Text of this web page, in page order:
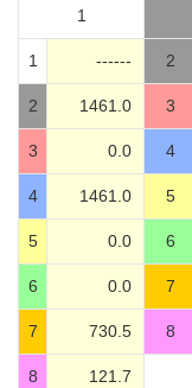
1
1 ------ 2
2 1461.0 3
3 0.0 4
4 1461.0 5
5 0.0 6
6 0.0 7
7 730.5 8
8 121.7